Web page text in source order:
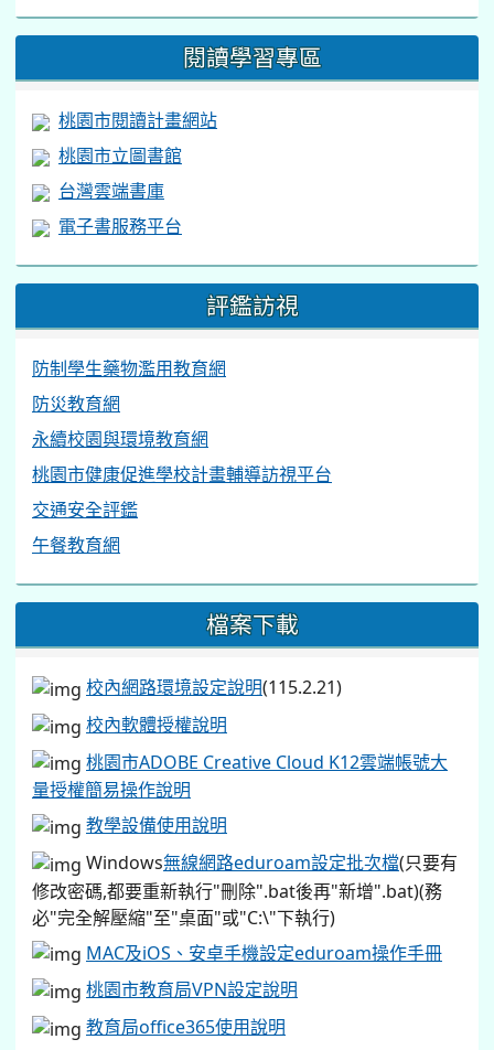
閱讀學習專區
桃園市閱讀計畫網站
桃園市立圖書館
台灣雲端書庫
電子書服務平台
評鑑訪視
防制學生藥物濫用教育網
防災教育網
永續校園與環境教育網
桃園市健康促進學校計畫輔導訪視平台
交通安全評鑑
午餐教育網
檔案下載
校內網路環境設定說明(115.2.21)
校內軟體授權說明
桃園市ADOBE Creative Cloud K12雲端帳號大
量授權簡易操作說明
教學設備使用說明
Windows無線網路eduroam設定批次檔(只要有
修改密碼,都要重新執行"刪除".bat後再"新增".bat)(務
必"完全解壓縮"至"桌面"或"C:\"下執行)
MAC及iOS、安卓手機設定eduroam操作手冊
桃園市教育局VPN設定說明
教育局office365使用說明